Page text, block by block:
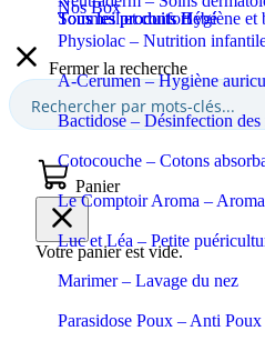
Sommeil et confort
Tous les produits Bébé
Tous les produits Hygiène et
Physiolac – Nutrition
A-Cerumen – Hygiène
Bactidose – Désinfection des
Cotocouche – Cotons
Le Comptoir Aroma –
Luc et Léa – Petite
Marimer – Lavage du nez
Parasidose Poux – Anti Poux
Nos Box
Fermer la recherche
Panier
Votre panier est vide.